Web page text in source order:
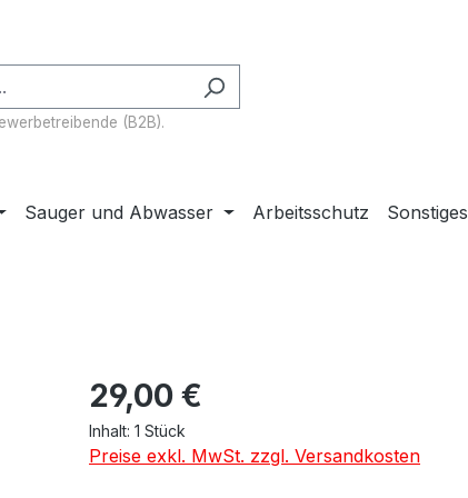
(B2B).
Sauger und Abwasser Arbeitsschutz Sonstiges
Regulärer Preis:
29,00 €
Inhalt: 1 Stück
Preise exkl. MwSt. zzgl. Versandkosten